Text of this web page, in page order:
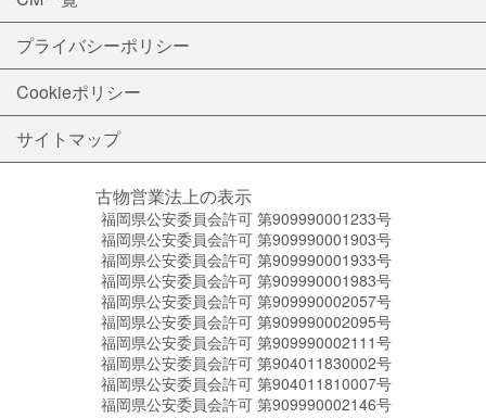
プライバシーポリシー
Cookieポリシー
サイトマップ
古物営業法上の表示
福岡県公安委員会許可 第909990001233号
福岡県公安委員会許可 第909990001903号
福岡県公安委員会許可 第909990001933号
福岡県公安委員会許可 第909990001983号
福岡県公安委員会許可 第909990002057号
福岡県公安委員会許可 第909990002095号
福岡県公安委員会許可 第909990002111号
福岡県公安委員会許可 第904011830002号
福岡県公安委員会許可 第904011810007号
福岡県公安委員会許可 第909990002146号